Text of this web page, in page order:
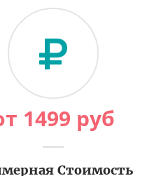
1499 руб
Стоимость